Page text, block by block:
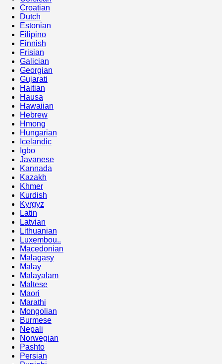
Croatian
Dutch
Estonian
Filipino
Finnish
Frisian
Galician
Georgian
Gujarati
Haitian
Hausa
Hawaiian
Hebrew
Hmong
Hungarian
Icelandic
Igbo
Javanese
Kannada
Kazakh
Khmer
Kurdish
Kyrgyz
Latin
Latvian
Lithuanian
Luxembou..
Macedonian
Malagasy
Malay
Malayalam
Maltese
Maori
Marathi
Mongolian
Burmese
Nepali
Norwegian
Pashto
Persian